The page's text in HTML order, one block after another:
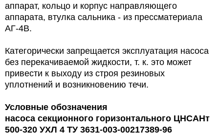
аппарат, кольцо и корпус направляющего
аппарата, втулка сальника - из прессматериала
АГ-4В.
Категорически запрещается эксплуатация насоса
без перекачиваемой жидкости, т. к. это может
привести к выходу из строя резиновых
уплотнений и возникновению течи.
Условные обозначения
насоса секционного горизонтального ЦНСАНт
500-320 УХЛ 4 ТУ 3631-003-00217389-96